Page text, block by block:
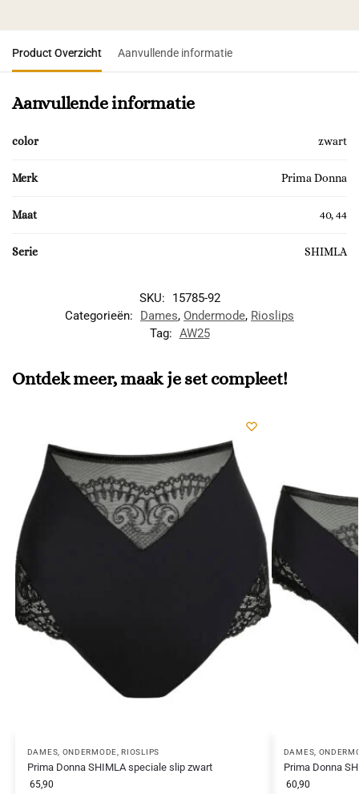
Product Overzicht Aanvullende informatie
Aanvullende informatie
color zwart
Merk Prima Donna
Maat 40, 44
Serie SHIMLA
SKU:
15785-92
Categorieën:
Dames, Ondermode, Rioslips
Tag: AW25
Ontdek meer, maak je set compleet!
DAMES ONDERMODE ,RIOSLIPS
Prima Donna SHIMLA speciale slip zwart
65,90
DAMES
Prima Donna
60,90